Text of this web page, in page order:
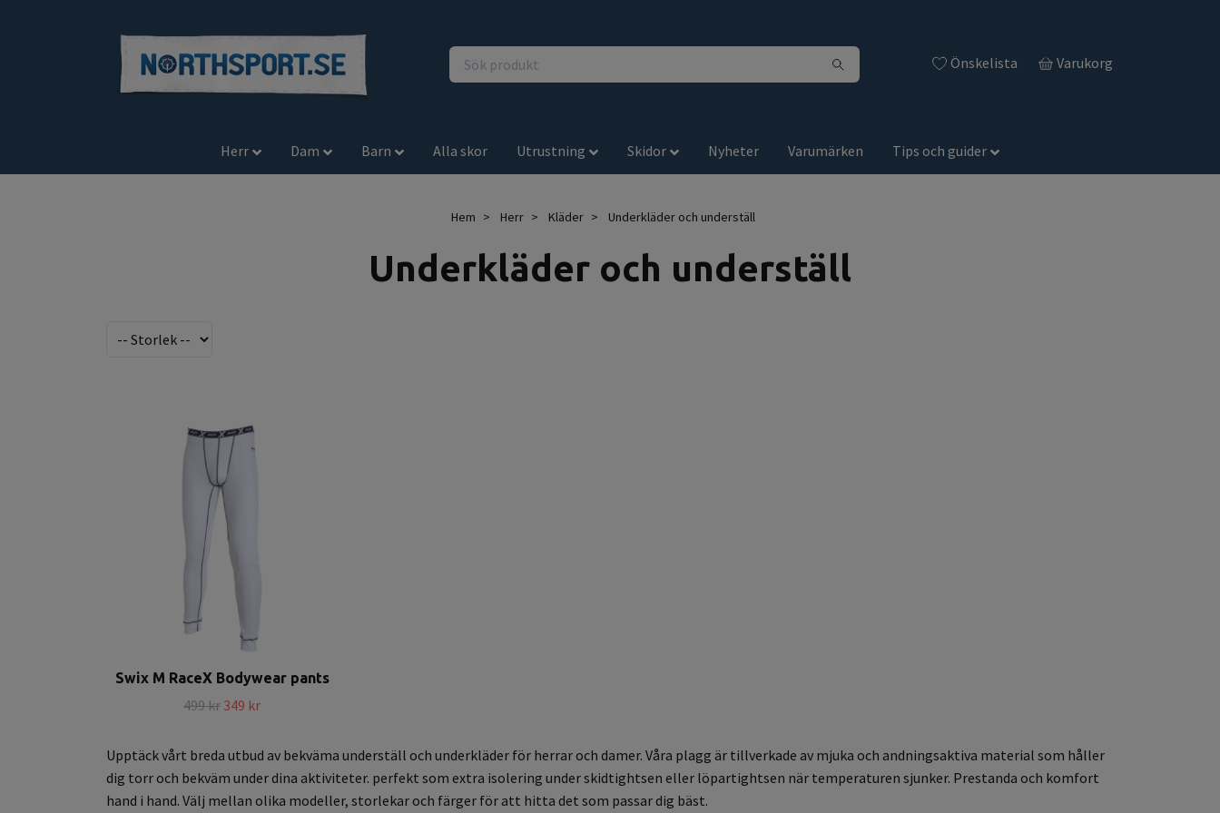
Önskelista Varukorg
Herr Dam Barn Alla skor Utrustning Skidor Nyheter Varumärken Tips och guider
Hem Herr Kläder Underkläder och underställ
Underkläder och underställ
Swix M RaceX Bodywear pants
499 kr 349 kr
Upptäck vårt breda utbud av bekväma underställ och underkläder för herrar och damer. Våra plagg är tillverkade av mjuka och andningsaktiva material som håller
dig torr och bekväm under dina aktiviteter. perfekt som extra isolering under skidtightsen eller löpartightsen när temperaturen sjunker. Prestanda och komfort
hand i hand. Välj mellan olika modeller, storlekar och färger för att hitta det som passar dig bäst.